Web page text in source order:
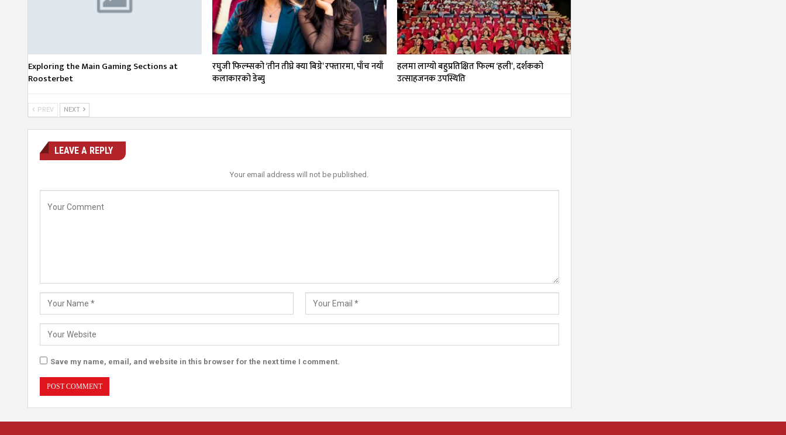
Exploring the Main Gaming Sections at
Roosterbet
रघुजी फिल्म्सको ‘तीन तीघ्रे क्या बिग्रे’ रफ्तारमा, पाँच नयाँ
कलाकारको डेब्यु
हलमा लाग्यो बहुप्रतिक्षित फिल्म ‘हली’, दर्शकको
उत्साहजनक उपस्थिति
PREV NEXT
LEAVE A REPLY
Your email address will not be published.
Save my name, email, and website in this browser for the next time I comment.